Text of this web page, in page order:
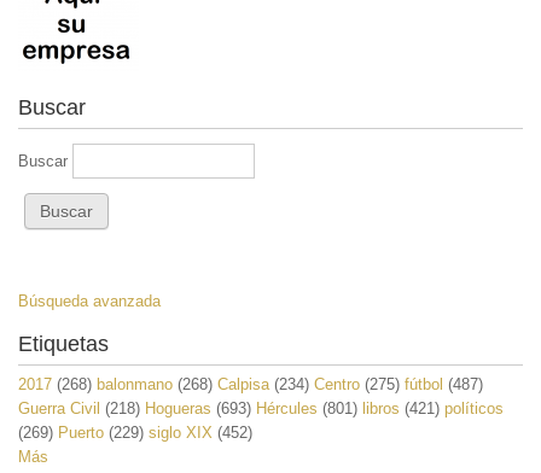
Buscar
Buscar
Búsqueda avanzada
Etiquetas
2017 (268) balonmano (268) Calpisa (234) Centro (275) fútbol (487)
Guerra Civil (218) Hogueras (693) Hércules (801) libros (421) políticos
(269) Puerto (229) siglo XIX (452)
Más